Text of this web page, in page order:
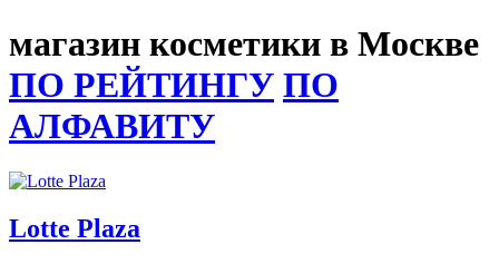
магазин косметики в Москве
ПО РЕЙТИНГУ ПО
АЛФАВИТУ
Lotte Plaza